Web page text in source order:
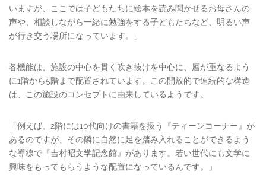
いますが、ここでは子どもたちに絵本を読み聞かせるお母さんの
声や、相談しながら一緒に勉強をする子どもたちなど、明るい声
が行き交う場所になっています。」
各機能は、施設の中心を貫く吹き抜けを中心に、層が重なるよう
に1階から5階まで配置されています。この開放的で連続的な構造
は、この施設のコンセプトに由来しているようです。
「例えば、2階には10代向けの書籍を扱う『ティーンコーナー』が
あるのですが、その隣に自然に足を踏み入れることができるよう
な導線で『吉村昭文学記念館』があります。若い世代にも文学に
興味をもってもらうような配置になっているんです。」